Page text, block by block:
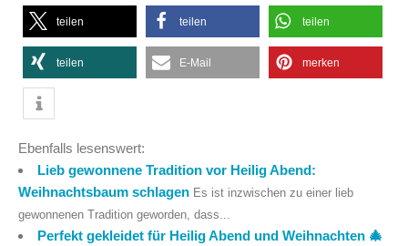
teilen teilen teilen
teilen E-Mail merken
Ebenfalls lesenswert:
Lieb gewonnene Tradition vor Heilig Abend:
Weihnachtsbaum schlagen Es ist inzwischen zu einer lieb
gewonnenen Tradition geworden, dass...
Perfekt gekleidet für Heilig Abend und Weihnachten 🎄